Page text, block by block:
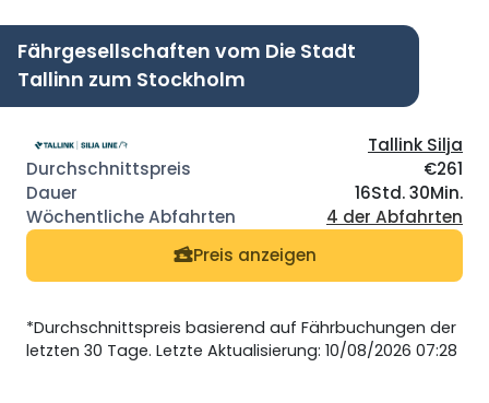
Fährgesellschaften vom Die Stadt
Tallinn zum Stockholm
Tallink Silja
€261
16Std. 30Min.
4 der Abfahrten
Preis anzeigen
*Durchschnittspreis basierend auf Fährbuchungen der
letzten 30 Tage. Letzte Aktualisierung: 10/08/2026 07:28